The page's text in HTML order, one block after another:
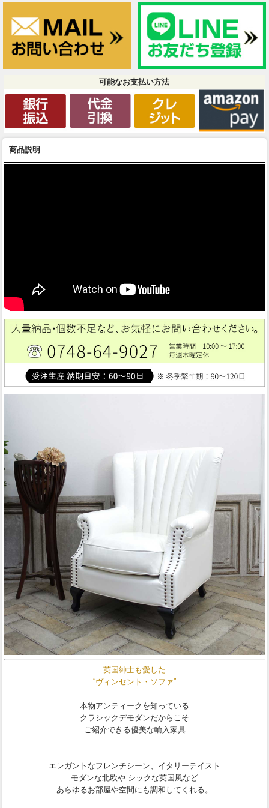
可能なお支払い方法
商品説明
英国紳士も愛した
“ヴィンセント・ソファ”
本物アンティークを知っている
クラシックデモダンだからこそ
ご紹介できる優美な輸入家具
エレガントなフレンチシーン、イタリーテイスト
モダンな北欧や シックな英国風など
あらゆるお部屋や空間にも調和してくれる。